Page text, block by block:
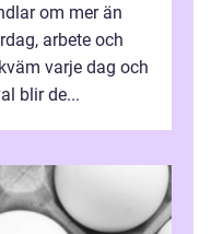
om mer än
arbete och
varje dag och
blir de...